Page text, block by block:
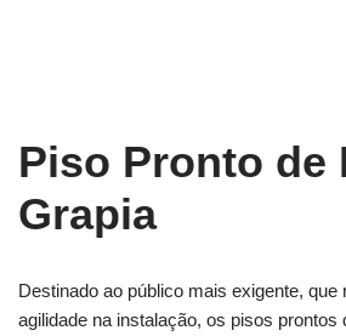
Piso Pronto de
Grapia
Destinado ao público mais exigente, que
agilidade na instalação, os pisos prontos